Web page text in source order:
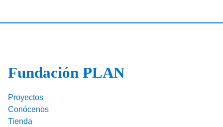
o
k
n
tir
Fundación PLAN
Proyectos
Conócenos
Tienda